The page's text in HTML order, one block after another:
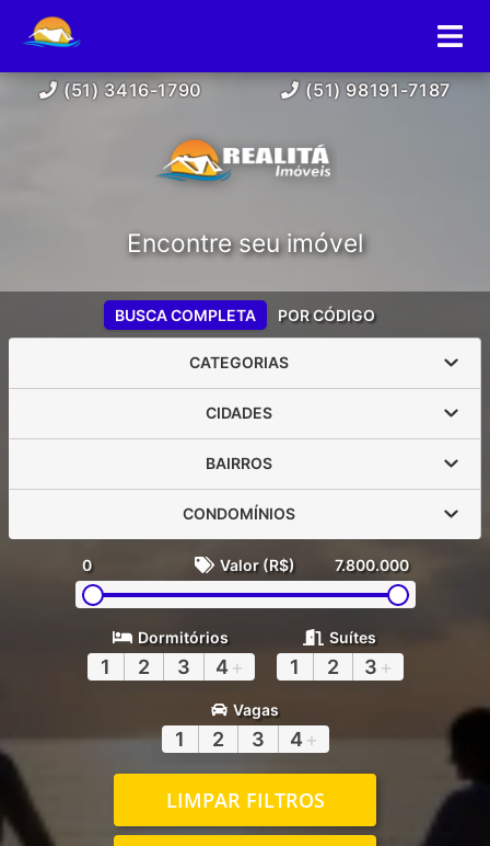
(51) 3416-1790 (51) 98191-7187
Encontre seu imóvel
BUSCA COMPLETA POR CÓDIGO
CATEGORIAS
CIDADES
BAIRROS
CONDOMÍNIOS
0 Valor (R$) 7.800.000
Dormitórios
1 2 3 4 +
Suítes
1 2 3 +
Vagas
1 2 3 4 +
LIMPAR FILTROS